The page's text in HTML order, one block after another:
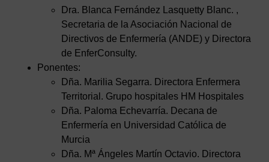
Dra. Blanca Fernández Lasquetty Blanc. ,
Secretaria de la Asociación Nacional de
Directivos de Enfermería (ANDE) y Directora
de EnferConsulty.
Ponentes:
Dña. Marilia Segarra. Directora Enfermera
Territorial. Grupo hospitales HM Hospitales
Dña. Paloma Echevarría. Decana de
Enfermería en Universidad Católica de
Murcia
Dña. Mª Ángeles Martín Octavio. Directora